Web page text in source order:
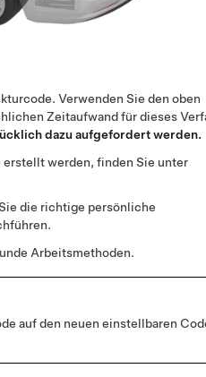
Verwenden Sie den oben
Zeitaufwand für dieses
dazu aufgefordert werden.
erstellt werden, finden Sie unter
die richtige persönliche
Arbeitsmethoden.
auf den neuen einstellbaren